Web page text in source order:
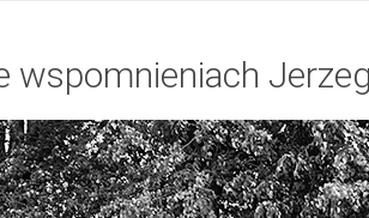
wspomnieniach